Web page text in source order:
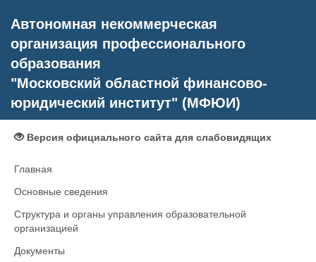
Автономная некоммерческая
организация профессионального
образования
"Московский областной финансово-
юридический институт" (МФЮИ)
Версия официального сайта для слабовидящих
Главная
Основные сведения
Структура и органы управления образовательной
организацией
Документы